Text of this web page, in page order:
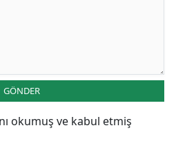
GÖNDER
okumuş ve kabul etmiş